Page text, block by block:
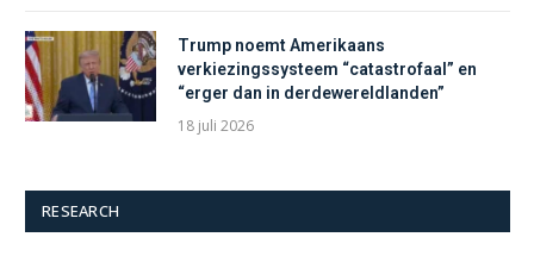
Trump noemt Amerikaans
verkiezingssysteem “catastrofaal” en
“erger dan in derdewereldlanden”
18 juli 2026
RESEARCH